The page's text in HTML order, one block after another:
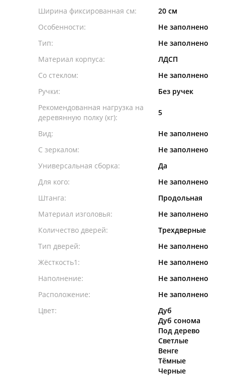
Ширина фиксированная см:
20 см
Особенности:
Не заполнено
Тип:
Не заполнено
Материал корпуса:
ЛДСП
Со стеклом:
Не заполнено
Ручки:
Без ручек
Рекомендованная нагрузка на
деревянную полку (кг):
5
Вид:
Не заполнено
С зеркалом:
Не заполнено
Универсальная сборка:
Да
Для кого:
Не заполнено
Штанга:
Продольная
Материал изголовья:
Не заполнено
Количество дверей:
Трехдверные
Тип дверей:
Не заполнено
Жёсткость1:
Не заполнено
Наполнение:
Не заполнено
Расположение:
Не заполнено
Цвет:
Дуб
Дуб сонома
Под дерево
Светлые
Венге
Тёмные
Черные